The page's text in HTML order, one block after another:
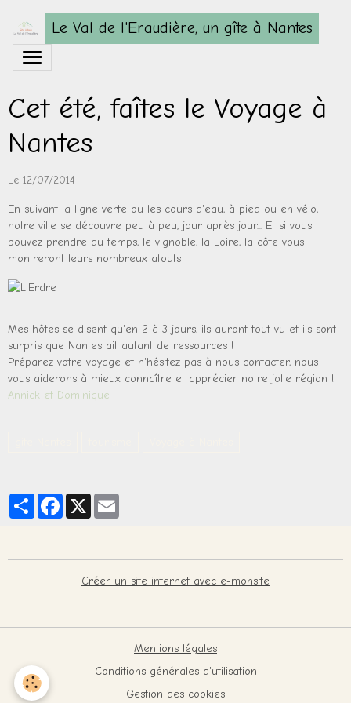
Le Val de l'Eraudière, un gîte à Nantes
Cet été, faîtes le Voyage à
Nantes
Le 12/07/2014
En suivant la ligne verte ou les cours d'eau, à pied ou en vélo,
notre ville se découvre peu à peu, jour après jour... Et si vous
pouvez prendre du temps, le vignoble, la Loire, la côte vous
montreront leurs nombreux atouts
Mes hôtes se disent qu'en 2 à 3 jours, ils auront tout vu et ils sont
surpris que Nantes ait autant de ressources !
Préparez votre voyage et n'hésitez pas à nous contacter, nous
vous aiderons à mieux connaître et apprécier notre jolie région !
Annick et Dominique
PartagerFacebook
X
Créer un site internet avec e-monsite
Mentions légales
Conditions générales d'utilisation
Gestion des cookies